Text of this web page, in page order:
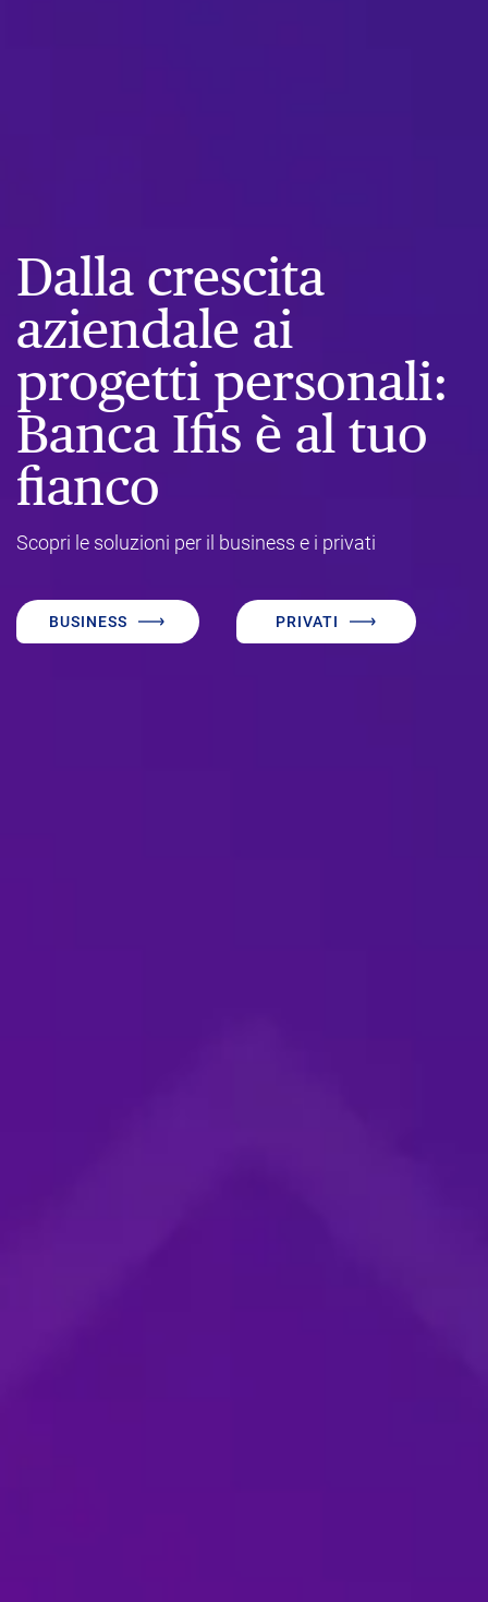
Dalla crescita
aziendale ai
progetti personali:
Banca Ifis è al tuo
fianco
Scopri le soluzioni per il business e i privati
BUSINESS PRIVATI